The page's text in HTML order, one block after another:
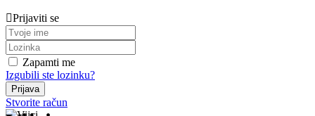
Prijaviti se
Zapamti me
Izgubili ste lozinku?
Stvorite račun